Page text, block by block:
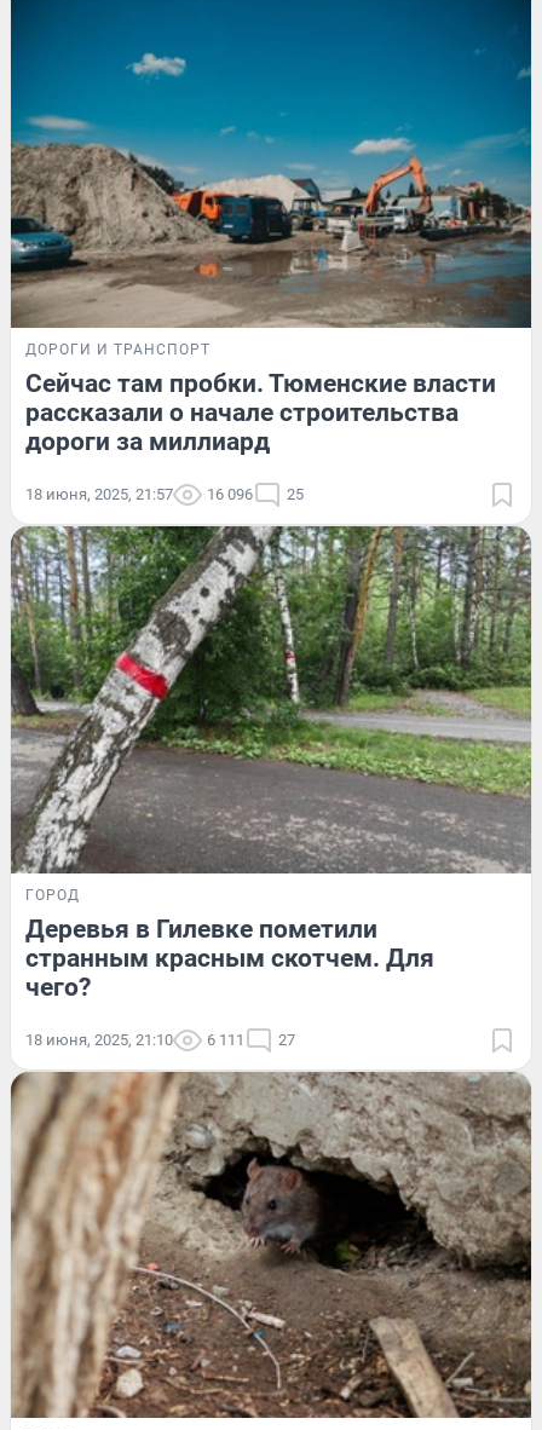
ДОРОГИ И ТРАНСПОРТ
Сейчас там пробки. Тюменские власти
рассказали о начале строительства
дороги за миллиард
18 июня, 2025, 21:57 16 096 25
ГОРОД
Деревья в Гилевке пометили
странным красным скотчем. Для
чего?
18 июня, 2025, 21:10 6 111 27